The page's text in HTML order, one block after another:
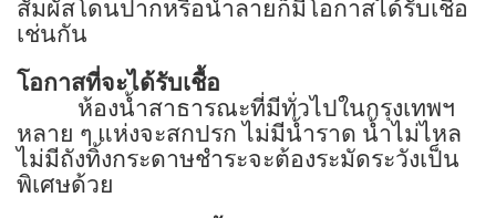
สัมผัสโดนปากหรือน้ำลายก็มีโอกาสได้รับเชื้อ
เช่นกัน
โอกาสที่จะได้รับเชื้อ
ห้องน้ำสาธารณะที่มีทั่วไปในกรุงเทพฯ
หลาย ๆ แห่งจะสกปรก ไม่มีน้ำราด น้ำไม่ไหล
ไม่มีถังทิ้งกระดาษชำระจะต้องระมัดระวังเป็น
พิเศษด้วย